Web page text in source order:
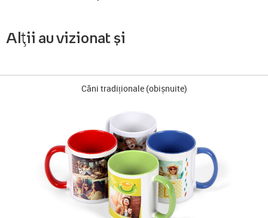
Alții au vizionat și
Căni tradiționale (obișnuite)